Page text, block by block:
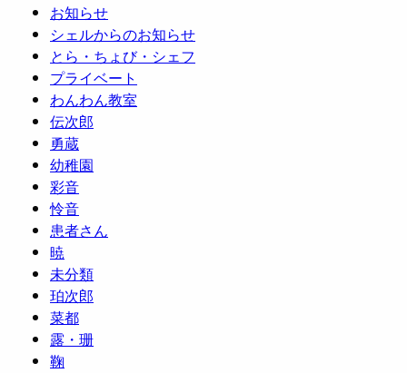
お知らせ
シェルからのお知らせ
とら・ちょび・シェフ
プライベート
わんわん教室
伝次郎
勇蔵
幼稚園
彩音
怜音
患者さん
暁
未分類
珀次郎
菜都
露・珊
鞠